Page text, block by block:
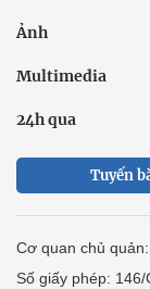
Ảnh
Multimedia
24h qua
Tuyến
Cơ quan chủ
Số giấy phép: